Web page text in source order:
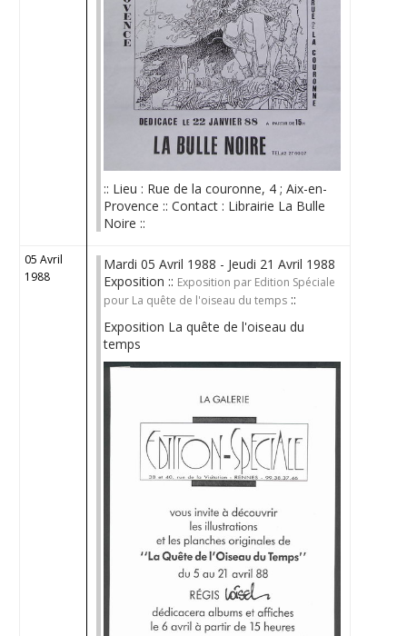
:: Lieu : Rue de la couronne, 4 ; Aix-en-
Provence :: Contact : Librairie La Bulle
Noire ::
05 Avril
1988
Mardi 05 Avril 1988 - Jeudi 21 Avril 1988
Exposition :: Exposition par Edition Spéciale
pour La quête de l'oiseau du temps ::
Exposition La quête de l'oiseau du
temps